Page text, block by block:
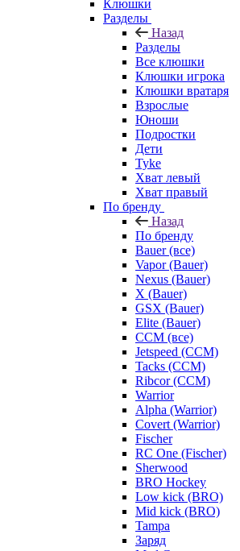
Клюшки
Разделы
Назад
Разделы
Все клюшки
Клюшки игрока
Клюшки вратаря
Взрослые
Юноши
Подростки
Дети
Tyke
Хват левый
Хват правый
По бренду
Назад
По бренду
Bauer (все)
Vapor (Bauer)
Nexus (Bauer)
X (Bauer)
GSX (Bauer)
Elite (Bauer)
CCM (все)
Jetspeed (CCM)
Tacks (CCM)
Ribcor (CCM)
Warrior
Alpha (Warrior)
Covert (Warrior)
Fischer
RC One (Fischer)
Sherwood
BRO Hockey
Low kick (BRO)
Mid kick (BRO)
Tampa
Заряд